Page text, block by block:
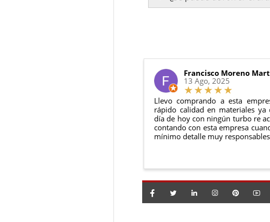
2 años de garantía: Para
Todas nuestras garantías
en todo momento.
El productono debe
Debe devolverse en su
Francisco Moreno
13 Ago, 2025
Llevo comprando a esta
rápido calidad en materiales
día de hoy con ningún turbo re
contando con esta empresa
mínimo detalle muy